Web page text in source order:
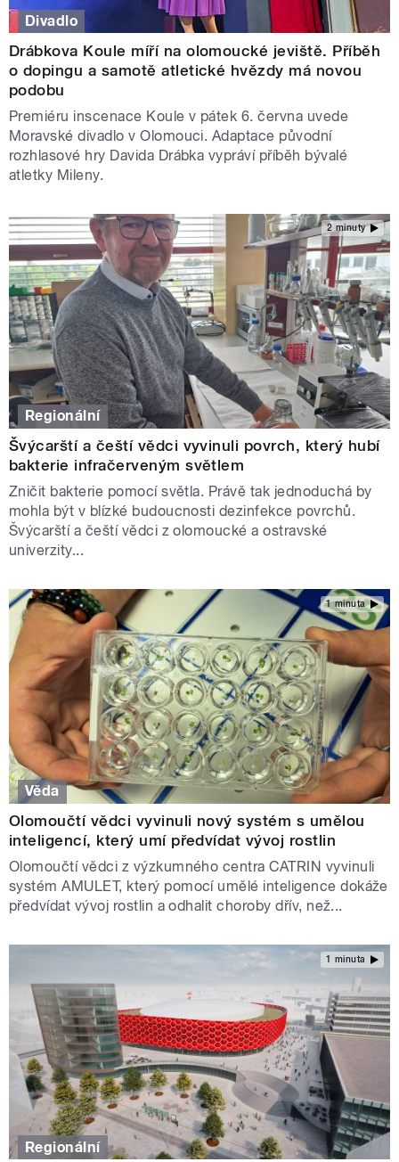
Divadlo
Drábkova Koule míří na olomoucké jeviště. Příběh
o dopingu a samotě atletické hvězdy má novou
podobu
Premiéru inscenace Koule v pátek 6. června uvede
Moravské divadlo v Olomouci. Adaptace původní
rozhlasové hry Davida Drábka vypráví příběh bývalé
atletky Mileny.
2 minuty
Regionální
Švýcarští a čeští vědci vyvinuli povrch, který hubí
bakterie infračerveným světlem
Zničit bakterie pomocí světla. Právě tak jednoduchá by
mohla být v blízké budoucnosti dezinfekce povrchů.
Švýcarští a čeští vědci z olomoucké a ostravské
univerzity...
1 minuta
Věda
Olomoučtí vědci vyvinuli nový systém s umělou
inteligencí, který umí předvídat vývoj rostlin
Olomoučtí vědci z výzkumného centra CATRIN vyvinuli
systém AMULET, který pomocí umělé inteligence dokáže
předvídat vývoj rostlin a odhalit choroby dřív, než...
1 minuta
Regionální